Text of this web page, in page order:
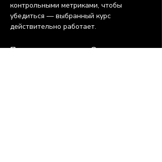
контрольными метриками, чтобы
убедиться — выбранный курс
действительно работает.
Предыдущая Следующая